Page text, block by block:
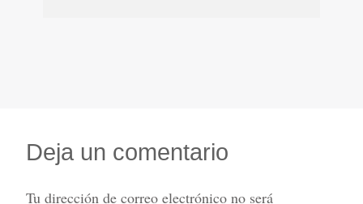
Deja un comentario
Tu dirección de correo electrónico no será